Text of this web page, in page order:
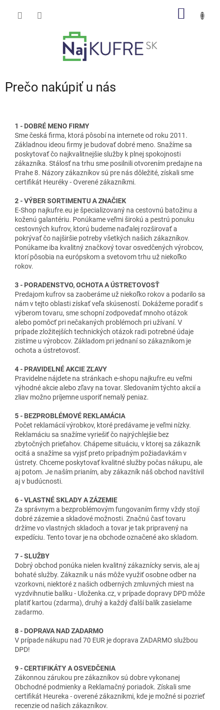
Prečo nakúpiť u nás
1 - DOBRÉ MENO FIRMY
Sme česká firma, ktorá pôsobí na internete od roku 2011.
Základnou ideou firmy je budovať dobré meno. Snažíme sa
poskytovať čo najkvalitnejšie služby k plnej spokojnosti
zákazníka. Stálosť na trhu sme posilnili otvorením predajne na
Prahe 8. Názory zákazníkov sú pre nás dôležité, získali sme
certifikát Heuréky - Overené zákazníkmi.
2 - VÝBER SORTIMENTU A ZNAČIEK
E-Shop najkufre.eu je špecializovaný na cestovnú batožinu a
koženú galantériu. Ponúkame veľmi širokú a pestrú ponuku
cestovných kufrov, ktorú budeme naďalej rozširovať a
pokrývať čo najširšie potreby všetkých našich zákazníkov.
Ponúkame iba kvalitný značkový tovar osvedčených výrobcov,
ktorí pôsobia na európskom a svetovom trhu už niekoľko
rokov.
3 - PORADENSTVO, OCHOTA A ÚSTRETOVOSŤ
Predajom kufrov sa zaoberáme už niekoľko rokov a podarilo sa
nám v tejto oblasti získať veľa skúseností. Dokážeme poradiť s
výberom tovaru, sme schopní zodpovedať mnoho otázok
alebo pomôcť pri nečakaných problémoch pri užívaní. V
prípade zložitejších technických otázok radi potrebné údaje
zistíme u výrobcov. Základom pri jednaní so zákazníkom je
ochota a ústretovosť.
4 - PRAVIDELNÉ AKCIE ZĽAVY
Pravidelne nájdete na stránkach e-shopu najkufre.eu veľmi
výhodné akcie alebo zľavy na tovar. Sledovaním týchto akcií a
zliav možno príjemne usporiť nemalý peniaz.
5 - BEZPROBLÉMOVÉ REKLAMÁCIA
Počet reklamácií výrobkov, ktoré predávame je veľmi nízky.
Reklamáciu sa snažíme vyriešiť čo najrýchlejšie bez
zbytočných prieťahov. Chápeme situáciu, v ktorej sa zákazník
ocitá a snažíme sa vyjsť preto prípadným požiadavkám v
ústrety. Chceme poskytovať kvalitné služby počas nákupu, ale
aj potom. Je naším prianím, aby zákazník náš obchod navštívil
aj v budúcnosti.
6 - VLASTNÉ SKLADY A ZÁZEMIE
Za správnym a bezproblémovým fungovaním firmy vždy stojí
dobré zázemie a skladové možnosti. Značnú časť tovaru
držíme vo vlastných skladoch a tovar je tak pripravený na
expedíciu. Tento tovar je na obchode označené ako skladom.
7 - SLUŽBY
Dobrý obchod ponúka nielen kvalitný zákaznícky servis, ale aj
bohaté služby. Zákazník u nás môže využiť osobne odber na
vzorkovni, niektoré z našich odberných zmluvných miest na
vyzdvihnutie balíku - Uloženka.cz, v prípade dopravy DPD môže
platiť kartou (zdarma), druhý a každý ďalší balík zasielame
zadarmo.
8 - DOPRAVA NAD ZADARMO
V prípade nákupu nad 70 EUR je doprava ZADARMO službou
DPD!
9 - CERTIFIKÁTY A OSVEDČENIA
Zákonnou zárukou pre zákazníkov sú dobre vykonanej
Obchodné podmienky a Reklamačný poriadok. Získali sme
certifikát Heureka - overené zákazníkmi, kde je možné si pozrieť
recenzie od našich zákazníkov.